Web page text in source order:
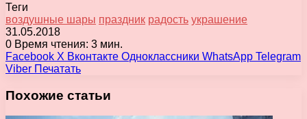
Теги
воздушные шары праздник радость украшение
31.05.2018
0 Время чтения: 3 мин.
Facebook X Вконтакте Одноклассники WhatsApp Telegram
Viber Печатать
Похожие статьи